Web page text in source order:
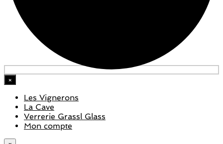
×
Les Vignerons
La Cave
Verrerie Grassl Glass
Mon compte